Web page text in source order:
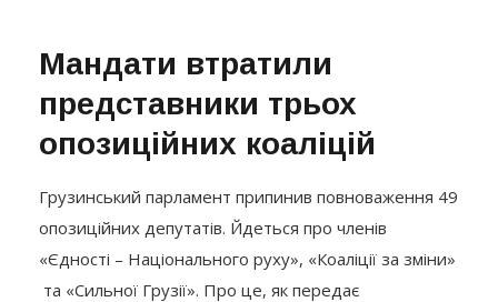
Мандати втратили
представники трьох
опозиційних коаліцій
Грузинський парламент припинив повноваження 49
опозиційних депутатів. Йдеться про членів
«Єдності – Національного руху», «Коаліції за зміни»
та «Сильної Грузії». Про це, як передає